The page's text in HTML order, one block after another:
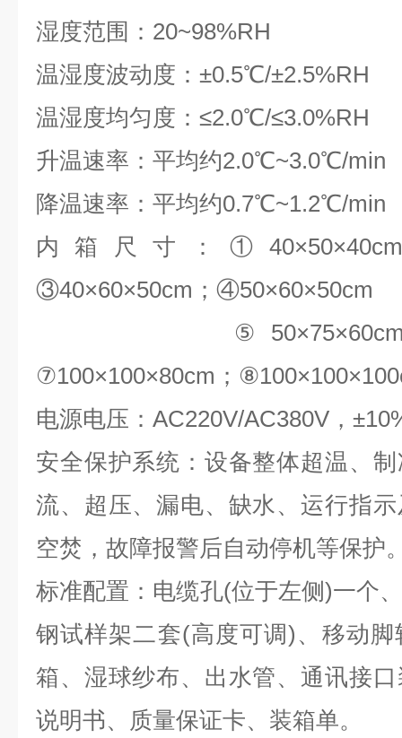
湿度范围：20~98%RH
温湿度波动度：±0.5℃/±2.5%RH
温湿度均匀度：≤2.0℃/≤3.0%RH
升温速率：平均约2.0℃~3.0℃/min
降温速率：平均约0.7℃~1.2℃/min
内箱尺寸：①40×50×40cm
③40×60×50cm；④50×60×50cm
⑤50×75×60cm；
⑦100×100×80cm；
电源电压：AC220V/AC380V，
安全保护系统：设备整体超温、
流、超压、漏电、缺水、运行指
空焚，故障报警后自动停机等保护
标准配置：电缆孔(位于左侧)一个
钢试样架二套(高度可调)、移动
箱、湿球纱布、出水管、通讯接
说明书、质量保证卡、装箱单。